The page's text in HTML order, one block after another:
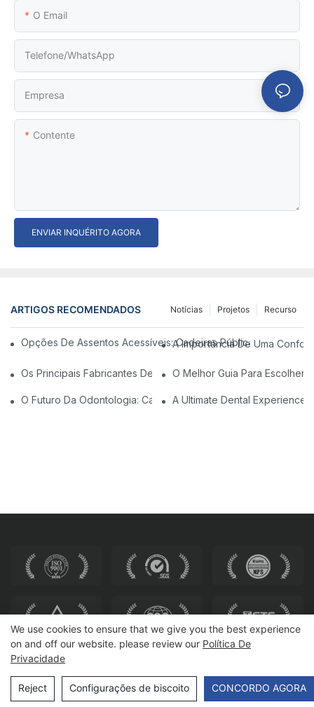
O Email
Telefone/WhatsApp
Empresa
Contente
ENVIAR INQUÉRITO AGORA
ARTIGOS RECOMENDADOS Recurso
Projetos
Notícias
Opções De Assentos Acessíveis: Cadeiras Públicas
A Importância De Uma
Os Principais Fabricantes De Cadeira Dental Na China:
O Melhor Guia Para Escolher
O Futuro Da Odontologia: Cadeiras Dentárias Modernas
A Ultimate Dental Experience:
Direitos autorais © 2025 HEWEI SEATING | Mapa do site
We use cookies to ensure that we give you the best experience
on and off our website. please review our Política De
Privacidade
Reject Configurações de biscoito CONCORDO AGORA